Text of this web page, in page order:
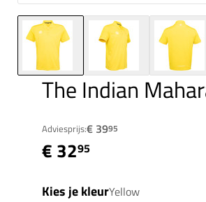
The Indian
Adviesprijs:€ 3995
€ 3295
Kies je kleurYellow